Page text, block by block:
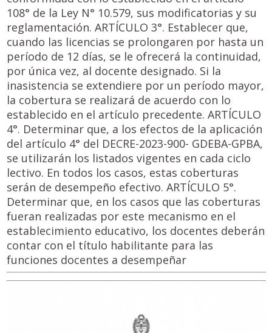
108° de la Ley N° 10.579, sus modificatorias y su
reglamentación. ARTÍCULO 3°. Establecer que,
cuando las licencias se prolongaren por hasta un
período de 12 días, se le ofrecerá la continuidad,
por única vez, al docente designado. Si la
inasistencia se extendiere por un período mayor,
la cobertura se realizará de acuerdo con lo
establecido en el artículo precedente. ARTÍCULO
4°. Determinar que, a los efectos de la aplicación
del artículo 4° del DECRE-2023-900- GDEBA-GPBA,
se utilizarán los listados vigentes en cada ciclo
lectivo. En todos los casos, estas coberturas
serán de desempeño efectivo. ARTÍCULO 5°.
Determinar que, en los casos que las coberturas
fueran realizadas por este mecanismo en el
establecimiento educativo, los docentes deberán
contar con el título habilitante para las
funciones docentes a desempeñar